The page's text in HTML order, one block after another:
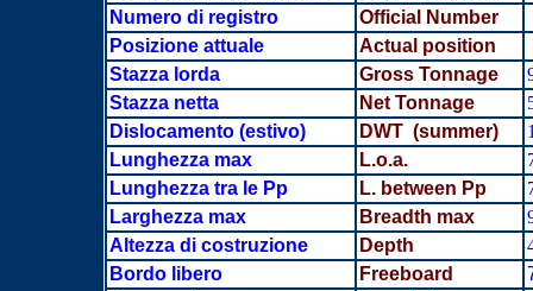
Numero di registro
Official Number
Posizione attuale
Actual position
Stazza lorda
Gross Tonnage
Stazza netta
Net Tonnage
Dislocamento (estivo) DWT (summer)
Lunghezza max
L.o.a.
Lunghezza tra le Pp
L. between Pp
Larghezza max
Breadth max
Altezza di costruzione
Depth
Bordo libero
Freeboard